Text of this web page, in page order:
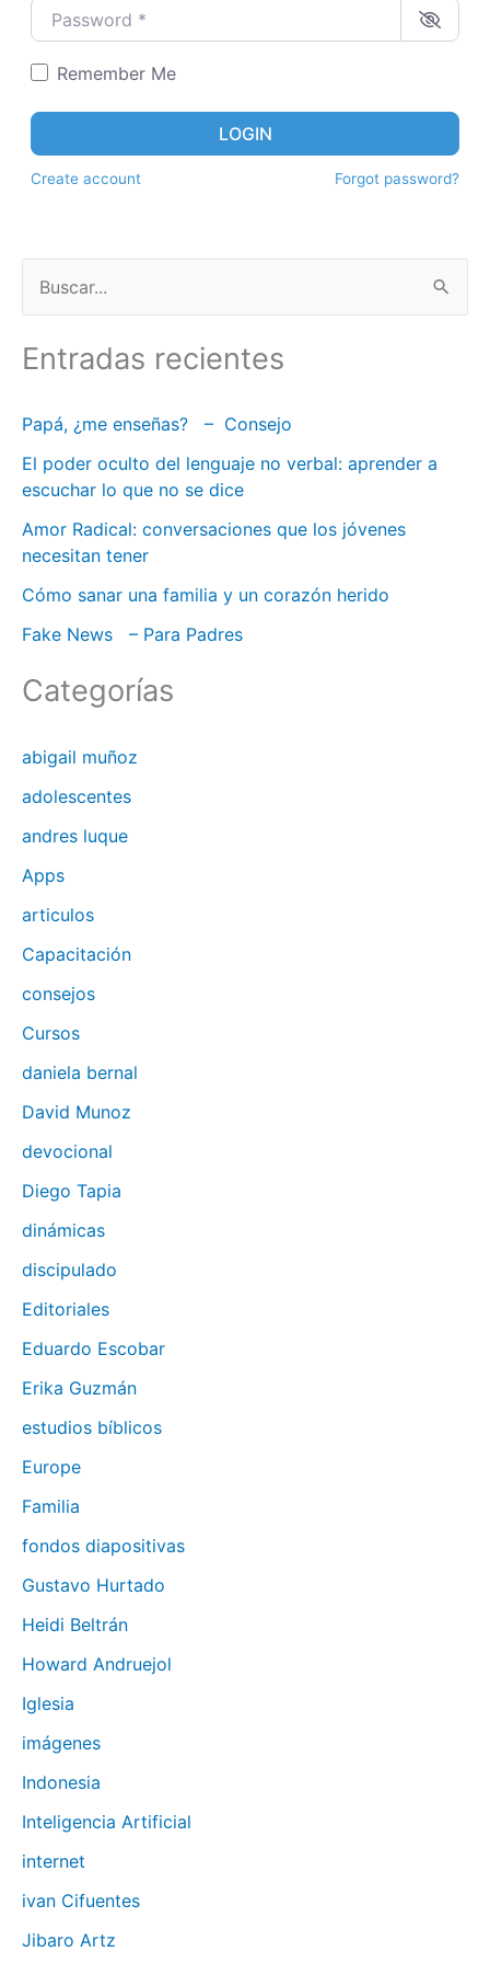
Password
Remember Me
LOGIN
Create account Forgot password?
s
a
r
:
Entradas recientes
Papá, ¿me enseñas? – Consejo
El poder oculto del lenguaje no verbal: aprender a
escuchar lo que no se dice
Amor Radical: conversaciones que los jóvenes
necesitan tener
Cómo sanar una familia y un corazón herido
Fake News – Para Padres
Categorías
abigail muñoz
adolescentes
andres luque
Apps
articulos
Capacitación
consejos
Cursos
daniela bernal
David Munoz
devocional
Diego Tapia
dinámicas
discipulado
Editoriales
Eduardo Escobar
Erika Guzmán
estudios bíblicos
Europe
Familia
fondos diapositivas
Gustavo Hurtado
Heidi Beltrán
Howard Andruejol
Iglesia
imágenes
Indonesia
Inteligencia Artificial
internet
ivan Cifuentes
Jibaro Artz